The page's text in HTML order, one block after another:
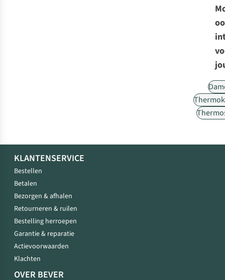
KLANTENSERVICE
Bestellen
Betalen
Bezorgen & afhalen
Retourneren & ruilen
Bestelling herroepen
Garantie & reparatie
Actievoorwaarden
Klachten
OVER BEVER